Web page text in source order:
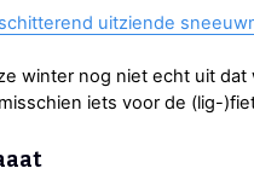
schitterend uitziende
winter nog niet echt uit
iets voor de (lig-